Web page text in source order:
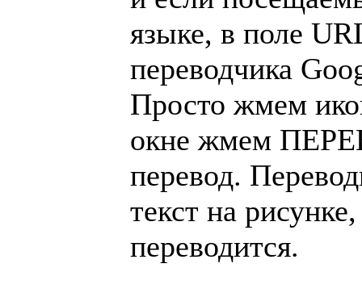
языке, в поле
переводчика
Просто жмем
окне жмем
перевод.
текст на
переводится.